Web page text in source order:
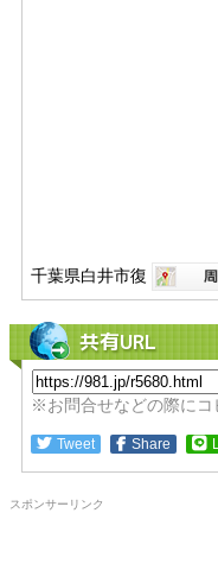
千葉県白井市復
共有URL
※お問合せなどの際にコ
Tweet Share
スポンサーリンク